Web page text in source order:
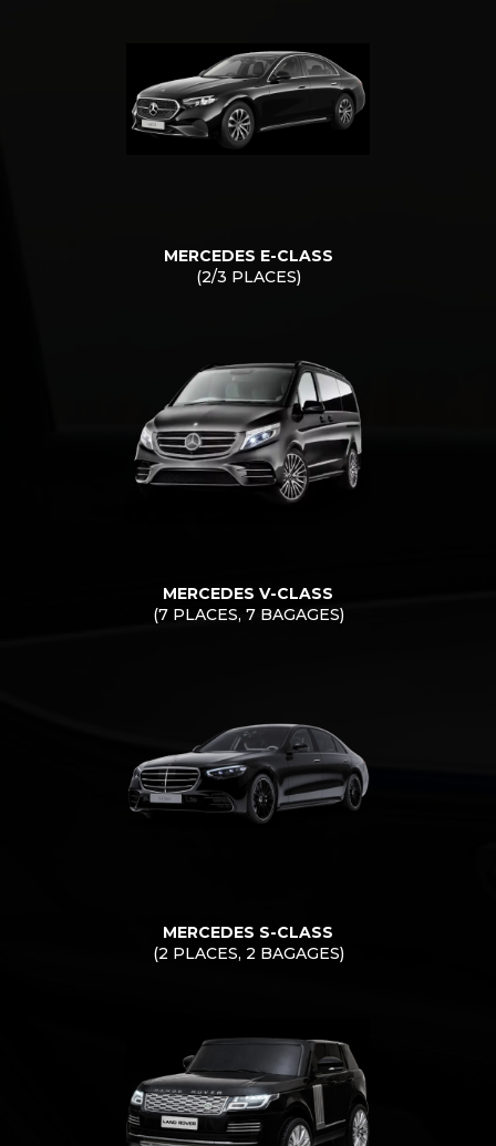
MERCEDES E-CLASS
(2/3 PLACES)
MERCEDES V-CLASS
(7 PLACES, 7 BAGAGES)
MERCEDES S-CLASS
(2 PLACES, 2 BAGAGES)